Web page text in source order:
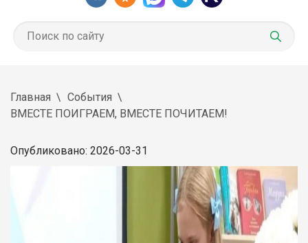
Главная
События
ВМЕСТЕ ПОИГРАЕМ, ВМЕСТЕ ПОЧИТАЕМ!
Опубликовано: 2026-03-31